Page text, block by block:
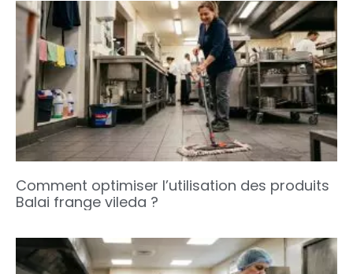
Comment optimiser l’utilisation des produits
Balai frange vileda ?